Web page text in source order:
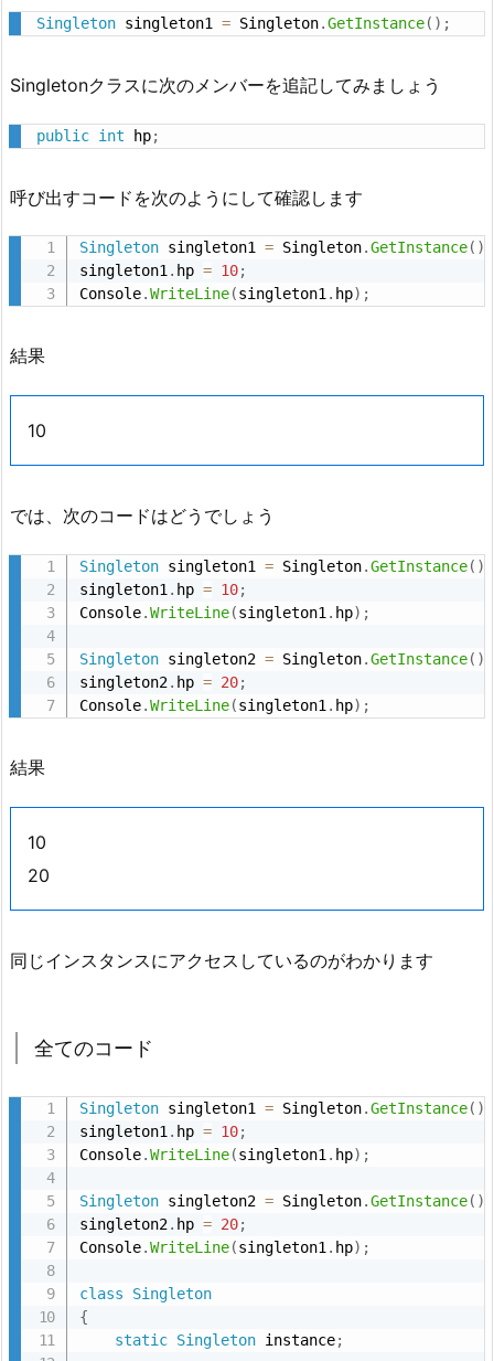
合
Singleton singleton1 = Singleton.GetInstance( ) ;
Singletonクラスに次のメンバーを追記してみましょう
public int hp;
呼び出すコードを次のようにして確認します
Singleton singleton1 = Singleton.GetInstance( )
singleton1. hp = 10;
Console.WriteLine(singleton1. hp) ;
結果
10
では、次のコードはどうでしょう
Singleton singleton1 = Singleton.GetInstance( )
singleton1 . hp = 10;
Console.WriteLine(singleton1 . hp) ;
Singleton singleton2 = Singleton.GetInstance( )
singleton2. hp = 20;
Console.WriteLine(singleton1 . hp) ;
結果
10
20
同じインスタンスにアクセスしているのがわかります
全てのコード
Singleton singleton1 = Singleton.GetInstance( )
singleton1 . hp = 10;
Console.WriteLine(singleton1 . hp) ;
Singleton singleton2 = Singleton.GetInstance( )
singleton2. hp = 20;
Console.WriteLine(singleton1 . hp) ;
class
Singleton
{
static Singleton instance;